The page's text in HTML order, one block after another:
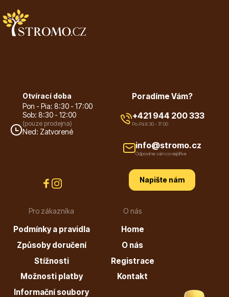
Postřiky, přípravky
Otvírací doba
Pon - Pia: 8:30 - 17:00
Sob: 8:30 - 12:00
(pouze prodejna)
Ned: Zatvorené
Pro zákazníka
Podmínky a pravidla
Způsoby doručení
Stížnosti
Možnosti platby
Informační soubory
O nás
Home
O nás
Registrace
Kontakt
Poradíme Vám?
+421 944 200 333
Po-Pá 8:30 - 17:00
info@stromo.cz
Odpovíme vám co nejdříve
Napište nám